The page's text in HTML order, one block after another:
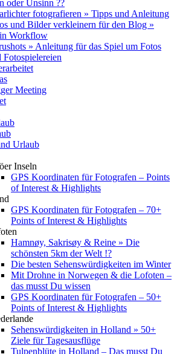
oder Unsinn ??
fotografieren » Tipps und Anleitung
und Bilder verkleinern für den Blog »
Workflow
» Anleitung für das Spiel um Fotos
Fotospielereien
Meeting
Urlaub
Inseln
GPS Koordinaten für Fotografen – Points
of Interest & Highlights
GPS Koordinaten für Fotografen – 70+
Points of Interest & Highlights
Hamnøy, Sakrisøy & Reine » Die
schönsten 5km der Welt !?
Die besten Sehenswürdigkeiten im Winter
Mit Drohne in Norwegen & die Lofoten –
das musst Du wissen
GPS Koordinaten für Fotografen – 50+
Points of Interest & Highlights
Sehenswürdigkeiten in Holland » 50+
Ziele für Tagesausflüge
Tulpenblüte in Holland – Das musst Du